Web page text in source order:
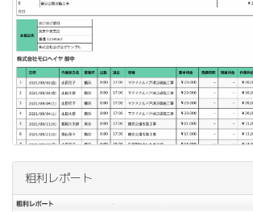
粗利レポート